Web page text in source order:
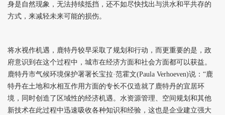
身是自然现象，无法持续抵挡，还不如尽快找出与洪水和平共存的
方式，来减轻未来可能的损伤。
将水视作机遇，鹿特丹较早采取了规划和行动，而更重要的是，政
府意识到在这个过程中，城市在经济方面和社会方面都可以获益。
鹿特丹市气候环境保护署署长宝拉·范霍文(Paula Verhoeven)说：“鹿
特丹在土地和水相互作用方面的专长不仅造就了鹿特丹的宜居环
境，同时创造了区域性的经济机遇。水资源管理、空间规划和其他
新技术在此过程中迅速吸收各种知识和经验，这也是企业建立强大